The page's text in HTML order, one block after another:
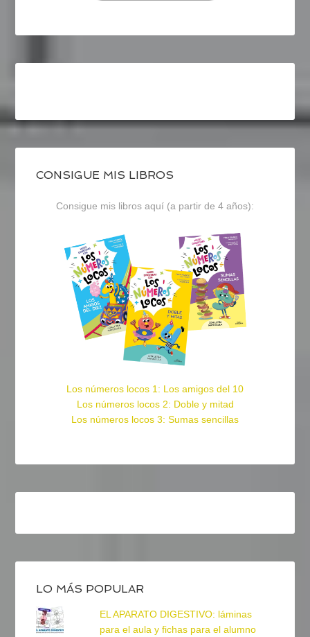
CONSIGUE MIS LIBROS
Consigue mis libros aquí (a partir de 4 años):
Los números locos 1: Los amigos del 10
Los números locos 2: Doble y mitad
Los números locos 3: Sumas sencillas
LO MÁS POPULAR
EL APARATO DIGESTIVO: láminas
para el aula y fichas para el alumno